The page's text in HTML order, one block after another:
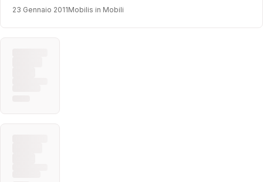
23 Gennaio 2011Mobilis in Mobili